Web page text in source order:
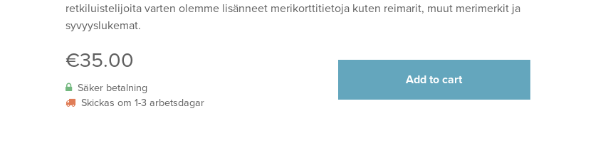
retkiluistelijoita varten olemme lisänneet merikorttitietoja kuten reimarit, muut merimerkit ja
syvyyslukemat.
€35.00
Säker betalning
Skickas om 1-3 arbetsdagar
Add to cart